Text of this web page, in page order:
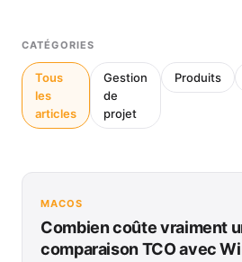
CATÉGORIES
Tous
les
articles
Gestion
de
projet
Produits
MACOS
Combien coûte vraiment
comparaison TCO avec